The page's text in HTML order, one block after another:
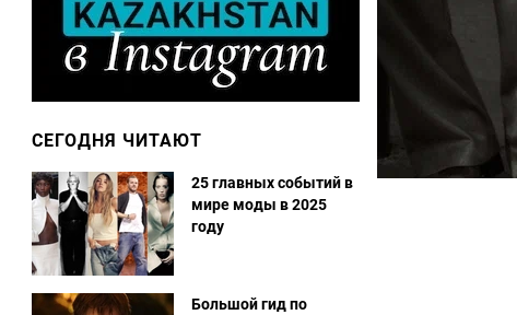
СЕГОДНЯ ЧИТАЮТ
25 главных событий в
мире моды в 2025
году
Большой гид по